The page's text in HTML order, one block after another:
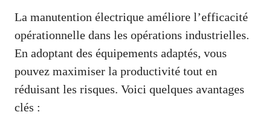
La manutention électrique améliore l’efficacité
opérationnelle dans les opérations industrielles.
En adoptant des équipements adaptés, vous
pouvez maximiser la productivité tout en
réduisant les risques. Voici quelques avantages
clés :